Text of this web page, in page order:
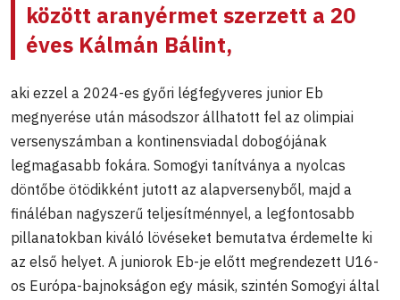
között aranyérmet szerzett a 20
éves Kálmán Bálint,
aki ezzel a 2024-es győri légfegyveres junior Eb
megnyerése után másodszor állhatott fel az olimpiai
versenyszámban a kontinensviadal dobogójának
legmagasabb fokára. Somogyi tanítványa a nyolcas
döntőbe ötödikként jutott az alapversenyből, majd a
fináléban nagyszerű teljesítménnyel, a legfontosabb
pillanatokban kiváló lövéseket bemutatva érdemelte ki
az első helyet. A juniorok Eb-je előtt megrendezett U16-
os Európa-bajnokságon egy másik, szintén Somogyi által